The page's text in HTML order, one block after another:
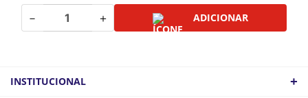
－ ＋ ADICIONAR
INSTITUCIONAL +